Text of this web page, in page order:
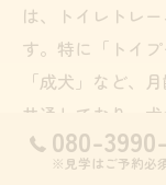
は、トイレトレ
す。特に「トイ
「成犬」など、
共通しており、
嗅ぎ回る、急に
080-
※見学はご予約必